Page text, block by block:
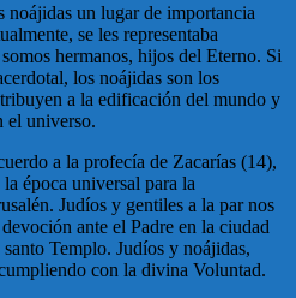
noájidas un lugar de importancia
se les representaba
hermanos, hijos del Eterno. Si
los noájidas son los
a la edificación del mundo y
el universo.
a la profecía de Zacarías (14),
época universal para la
Judíos y gentiles a la par nos
ante el Padre en la ciudad
Templo. Judíos y noájidas,
con la divina Voluntad.